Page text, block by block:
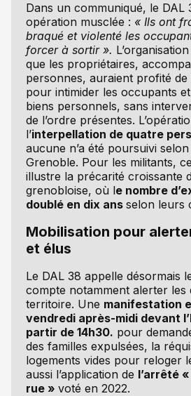
Dans un communiqué, le DAL
opération musclée : « Ils ont
braqué et violenté les
forcer à sortir ».
que les propriétaires,
personnes, auraient profité de
pour intimider les occupants
biens personnels, sans
de l’ordre présentes.
l’interpellation de quatre
aucune n’a été poursuivi
Grenoble. Pour les militants,
illustre la précarité croissante
grenobloise, où le nombre
doublé en dix ans selon leurs
Mobilisation pour
et élus
Le DAL 38 appelle désormais
compte notamment alerter les
territoire. Une manifestation
vendredi après-midi devant
partir de 14h30. pour
des familles expulsées, la
logements vides pour reloger
aussi l’application de l’arrêté
rue » voté en 2022.